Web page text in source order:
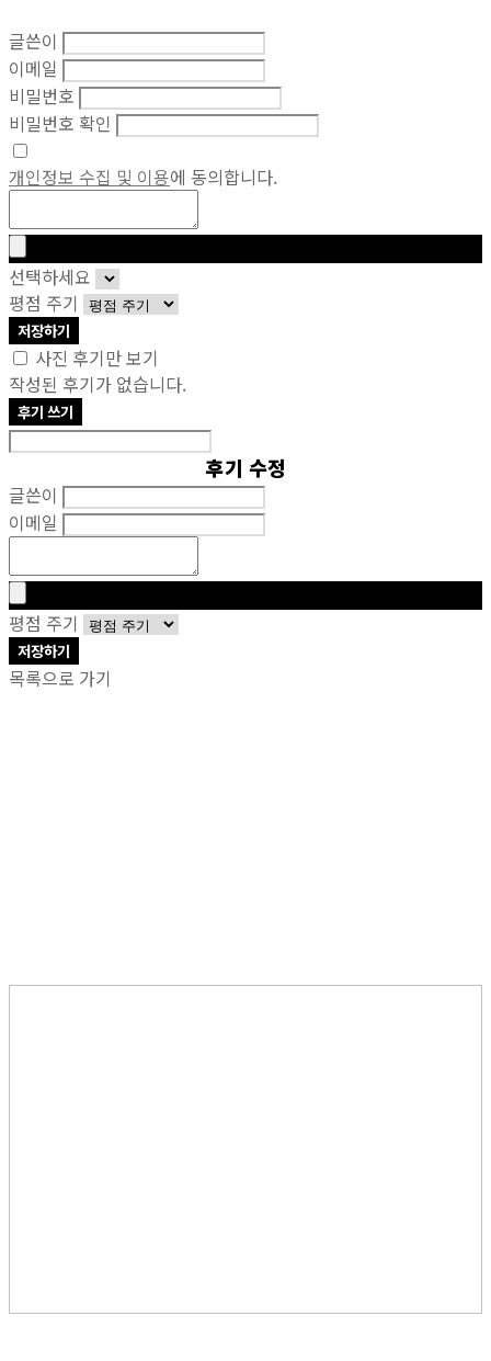
글쓴이
이메일
비밀번호
비밀번호 확인
개인정보 수집 및 이용에 동의합니다.
선택하세요
평점 주기
저장하기
사진 후기만 보기
작성된 후기가 없습니다.
후기 쓰기
후기 수정
글쓴이
이메일
평점 주기
저장하기
목록으로 가기